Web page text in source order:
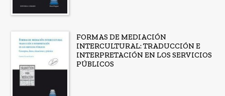
FORMAS DE MEDIACIÓN
INTERCULTURAL: TRADUCCIÓN E
INTERPRETACIÓN EN LOS SERVICIOS
PÚBLICOS